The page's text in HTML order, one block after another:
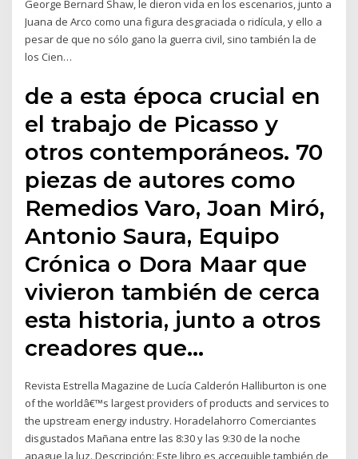
George Bernard Shaw, le dieron vida en los escenarios, junto a
Juana de Arco como una figura desgraciada o ridícula, y ello a
pesar de que no sólo gano la guerra civil, sino también la de
los Cien…
de a esta época crucial en
el trabajo de Picasso y
otros contemporáneos. 70
piezas de autores como
Remedios Varo, Joan Miró,
Antonio Saura, Equipo
Crónica o Dora Maar que
vivieron también de cerca
esta historia, junto a otros
creadores que…
Revista Estrella Magazine de Lucía Calderón Halliburton is one
of the worldâ€™s largest providers of products and services to
the upstream energy industry. Horadelahorro Comerciantes
disgustados Mañana entre las 8:30 y las 9:30 de la noche
apague la luz. Descripción: Este libro es accequible también de